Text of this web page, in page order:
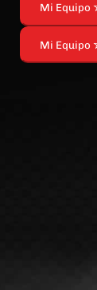
Mi Equipo
Mi Equipo